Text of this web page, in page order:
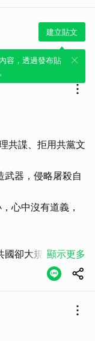
建立貼文
容，透過發布貼
共諜、拒用共黨文
武器，侵略屠殺自
心中沒有道義，
國卻大規模在台海
“擺、爛共諜”，絕
年的獨裁專制 共
顯示更多